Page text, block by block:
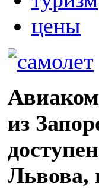
цены
из
Львова,